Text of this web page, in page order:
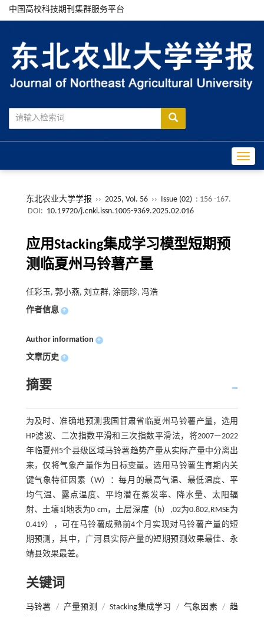
中国高校科技期刊集群服务平台
东北农业大学学报 ›› 2025, Vol. 56 ›› Issue (02) : 156 -167.
DOI: 10.19720/j.cnki.issn.1005-9369.2025.02.016
应用Stacking集成学习模型短期预
测临夏州马铃薯产量
任彩玉, 郭小燕, 刘立群, 涂丽珍, 冯浩
作者信息 +
Author information +
文章历史 +
摘要
为及时、准确地预测我国甘肃省临夏州马铃薯产量，选用
HP滤波、二次指数平滑和三次指数平滑法，将2007—2022
年临夏州5个县级区域马铃薯趋势产量从实际产量中分离出
来，仅将气象产量作为目标变量。选用马铃薯生育期内关
键气象特征因素（W）：每月的最高气温、最低温度、平
均气温、露点温度、平均潜在蒸发率、降水量、太阳辐
射、土壤1[地表为0 cm，土层深度（h）,02为0.802,RMSE为
0.419），可在马铃薯成熟前4个月实现对马铃薯产量的短
期预测，其中，广河县实际产量的短期预测效果最佳、永
靖县效果最差。
关键词
马铃薯 / 产量预测 / Stacking集成学习 / 气象因素 / 趋